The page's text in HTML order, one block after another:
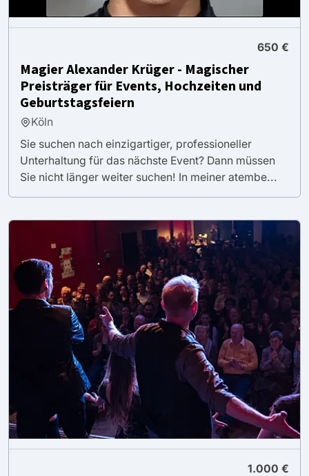
650 €
Magier Alexander Krüger - Magischer
Preisträger für Events, Hochzeiten und
Geburtstagsfeiern
Köln
Sie suchen nach einzigartiger, professioneller
Unterhaltung für das nächste Event? Dann müssen
Sie nicht länger weiter suchen! In meiner atembe...
1.000 €